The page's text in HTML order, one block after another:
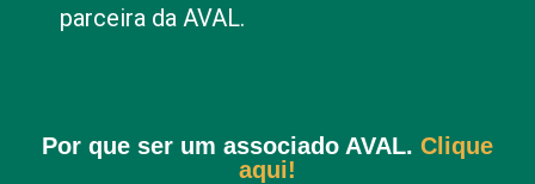
parceira da AVAL.
Por que ser um associado AVAL. Clique
aqui!